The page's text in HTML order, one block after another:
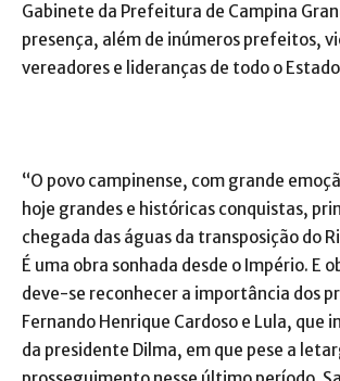
Gabinete da Prefeitura de Campina
presença, além de inúmeros prefeitos,
vereadores e lideranças de todo o
“O povo campinense, com grande
hoje grandes e históricas conquistas,
chegada das águas da transposição do
É uma obra sonhada desde o Império. E
deve-se reconhecer a importância dos
Fernando Henrique Cardoso e Lula, que
da presidente Dilma, em que pese a